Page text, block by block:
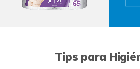
Tips para